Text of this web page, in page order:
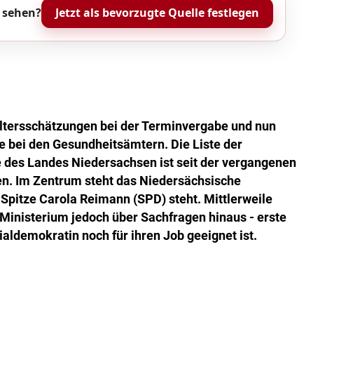
Jetzt als bevorzugte Quelle festlegen
bei der Terminvergabe und nun
bei den Gesundheitsämtern. Die Liste der
Landes Niedersachsen ist seit der vergangenen
Im Zentrum steht das Niedersächsische
Carola Reimann (SPD) steht. Mittlerweile
jedoch über Sachfragen hinaus - erste
noch für ihren Job geeignet ist.